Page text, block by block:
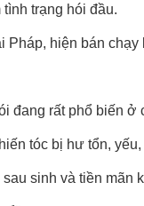
trạng hói đầu.
Pháp, hiện bán
đang rất phổ biến
tóc bị hư tổn,
sinh và tiền mãn